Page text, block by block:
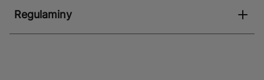
Regulaminy